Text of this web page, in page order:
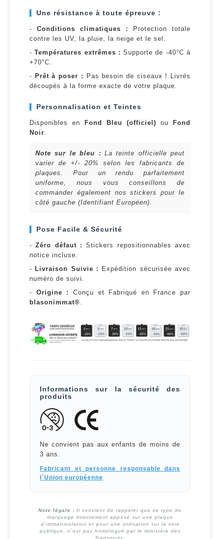
Une résistance à toute épreuve :
- Conditions climatiques :
Protection totale
contre les UV, la pluie, la neige et le sel.
-Températures extrêmes : Supporte de -40°C à
+70°C.
- Prêt à poser :
Pas besoin de ciseaux ! Livrés
découpés à la forme exacte de votre plaque.
Personnalisation et Teintes
Disponibles en Fond Bleu (officiel) ou
Fond
Noir.
Note sur le bleu : La teinte officielle peut
varier de +/- 20% selon les fabricants de
plaques. Pour un rendu parfaitement
uniforme, nous vous conseillons de
commander également nos stickers pour le
côté gauche (Identifiant Européen).
Pose Facile & Sécurité
-Zéro défaut : Stickers repositionnables avec
notice incluse.
- Livraison Suivie :
Expédition sécurisée avec
numéro de suivi.
- Origine :
Conçu et Fabriqué en France par
blasonimmat®.
Informations sur la sécurité des
produits
Ne convient pas aux enfants de moins de
3 ans.
Fabricant et personne responsable dans
l`Union européenne
Note légale : Il convient de rappeler que ce type de
marquage directement apposé sur une plaque
d`immatriculation et pour une utilisation sur la voie
publique, n`est pas homologué par le ministère des
Transports.